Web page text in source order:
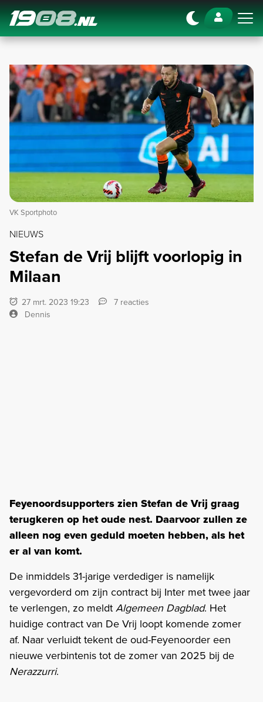
Navigation
VK Sportphoto
NIEUWS
Stefan de Vrij blijft voorlopig in
Milaan
27 mrt. 2023 19:23
7 reacties
Dennis
Feyenoordsupporters zien Stefan de Vrij graag
terugkeren op het oude nest. Daarvoor zullen ze
alleen nog even geduld moeten hebben, als het
er al van komt.
De inmiddels 31-jarige verdediger is namelijk
vergevorderd om zijn contract bij Inter met twee jaar
te verlengen, zo meldtAlgemeen Dagblad. Het
huidige contract van De Vrij loopt komende zomer
af. Naar verluidt tekent de oud-Feyenoorder een
nieuwe verbintenis tot de zomer van 2025 bij de
Nerazzurri.